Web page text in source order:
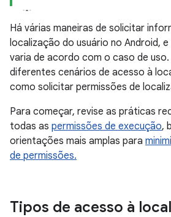
Há várias maneiras de solicitar
localização do usuário no Android,
varia de acordo com o caso de
diferentes cenários de acesso à
como solicitar permissões de
Para começar, revise as práticas
todas as permissões de execução,
orientações mais amplas para
de permissões.
Tipos de acesso à